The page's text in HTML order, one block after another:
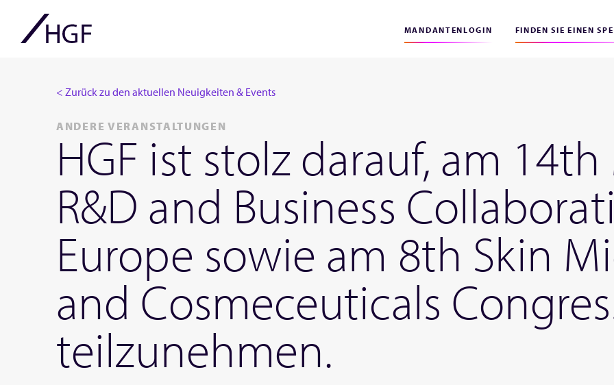
MANDANTENLOGIN FINDEN SIE EINEN
< Zurück zu den aktuellen Neuigkeiten & Events
ANDERE VERANSTALTUNGEN
HGF ist stolz darauf, am
R&D and Business
Europe sowie am 8th Skin
and Cosmeceuticals
teilzunehmen.